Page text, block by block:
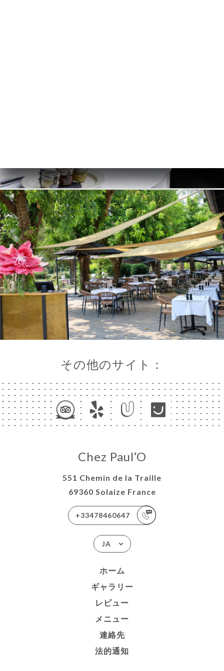
その他のサイト：
Chez Paul’O
551 Chemin de la Traille
69360 Solaize France
+33478460647
JA
ホーム
ギャラリー
レビュー
メニュー
連絡先
法的通知